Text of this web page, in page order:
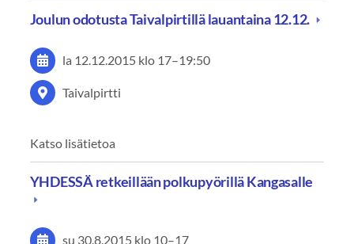
Joulun odotusta Taivalpirtillä lauantaina 12.12.
la 12.12.2015 klo 17–19:50
Taivalpirtti
Katso lisätietoa
YHDESSÄ retkeillään polkupyörillä Kangasalle
su 30.8.2015 klo 10–17